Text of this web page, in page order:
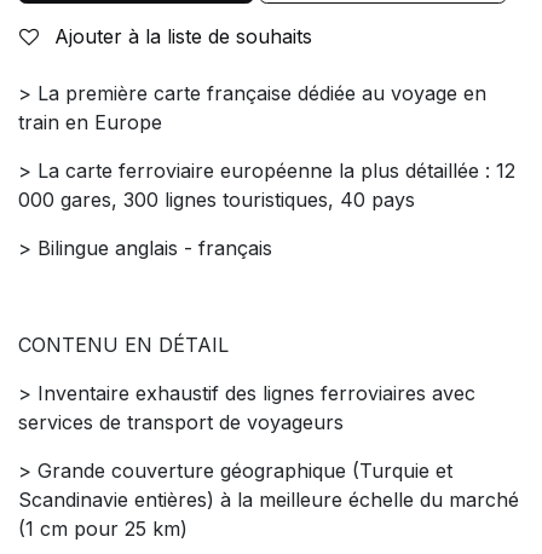
Ajouter à la liste de souhaits
> La première carte française dédiée au voyage en
train en Europe
> La carte ferroviaire européenne la plus détaillée : 12
000 gares, 300 lignes touristiques, 40 pays
> Bilingue anglais - français
CONTENU EN DÉTAIL
> Inventaire exhaustif des lignes ferroviaires avec
services de transport de voyageurs
> Grande couverture géographique (Turquie et
Scandinavie entières) à la meilleure échelle du marché
(1 cm pour 25 km)